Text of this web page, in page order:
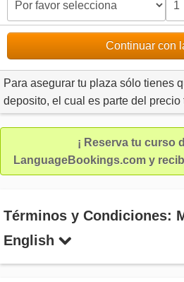
Continuar con
Para asegurar tu plaza sólo tienes
deposito, el cual es parte del precio
¡ Reserva tu curso
LanguageBookings.com y
Términos y Condiciones:
English